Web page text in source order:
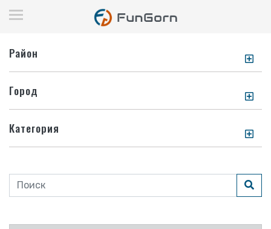
Район
Город
Категория